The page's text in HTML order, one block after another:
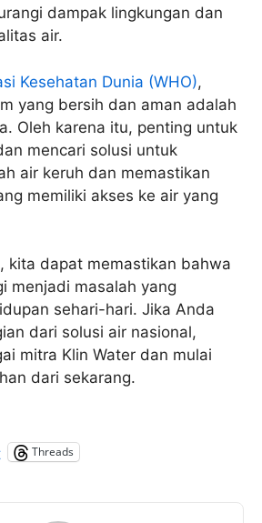
dampak lingkungan dan
air.
Kesehatan Dunia (WHO),
yang bersih dan aman adalah
Oleh karena itu, penting untuk
mencari solusi untuk
air keruh dan memastikan
memiliki akses ke air yang
kita dapat memastikan bahwa
menjadi masalah yang
sehari-hari. Jika Anda
dari solusi air nasional,
mitra Klin Water dan mulai
dari sekarang.
Threads